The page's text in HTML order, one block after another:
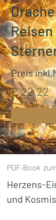
Reisen
Preis
€ 22,22
PDF-Book
Herzens-
und